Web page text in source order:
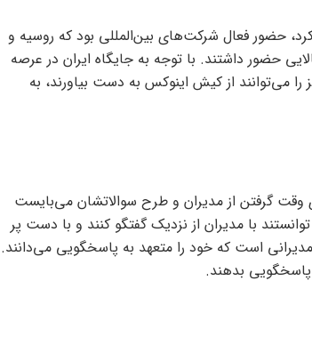
حضور فعال شرکت‌های بین‌المللی بود که روسیه و
حضور داشتند. با توجه به جایگاه ایران در عرصه
می‌توانند از کیش اینوکس به دست بیاورند، به
که برای وقت گرفتن از مدیران و طرح سوالاتشان می‌بایست
با مدیران از نزدیک گفتگو کنند و با دست پر
است که خود را متعهد به پاسخگویی می‌دانند.
بدهند.